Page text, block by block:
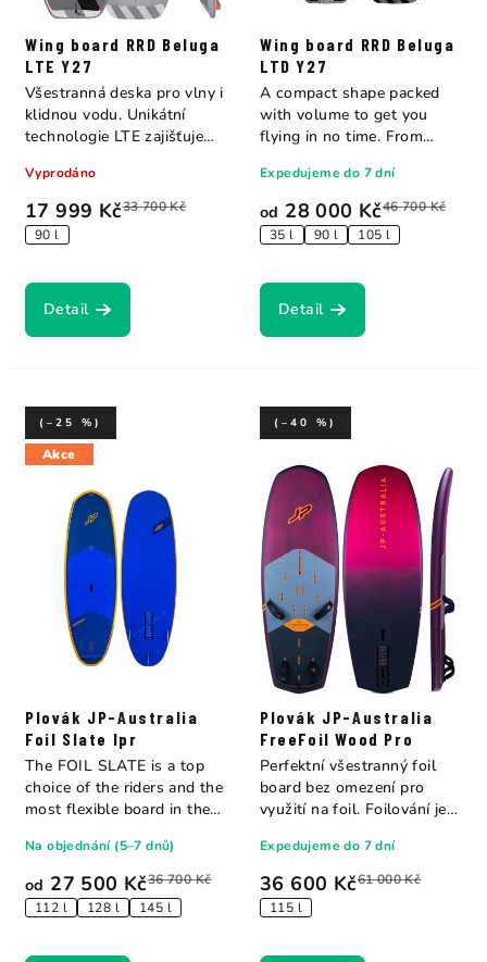
Wing board RRD Beluga
LTE Y27
17 999 Kč33 700 Kč
90 l
Vyprodáno
Detail
Všestranná deska pro vlny i
klidnou vodu. Unikátní
technologie LTE zajišťuje
Wing board RRD Beluga
LTD Y27
od 28 000 Kč46 700 Kč
35 l 90 l 105 l
Expedujeme do 7 dní
Detail
A compact shape packed
with volume to get you
flying in no time. From
Akce
Plovák JP-Australia
Foil Slate Ipr
od 27 500 Kč36 700 Kč
(–25 %)
112 l 128 l 145 l
Na objednání (5–7 dnů)
The FOIL SLATE is a top
choice of the riders and the
most flexible board in the
Plovák JP-Australia
FreeFoil Wood Pro
36 600 Kč61 000 Kč
(–40 %)
115 l
Expedujeme do 7 dní
Perfektní všestranný foil
board bez omezení pro
využití na foil. Foilování je s